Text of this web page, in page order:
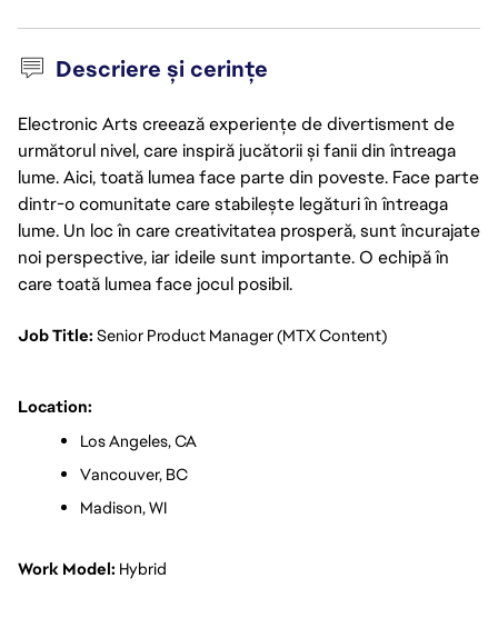
Descriere și cerințe
Electronic Arts creează experiențe de divertisment de
următorul nivel, care inspiră jucătorii și fanii din întreaga
lume. Aici, toată lumea face parte din poveste. Face parte
dintr-o comunitate care stabilește legături în întreaga
lume. Un loc în care creativitatea prosperă, sunt încurajate
noi perspective, iar ideile sunt importante. O echipă în
care toată lumea face jocul posibil.
Job Title: Senior Product Manager (MTX Content)
Location:
Los Angeles, CA
Vancouver, BC
Madison, WI
Work Model: Hybrid